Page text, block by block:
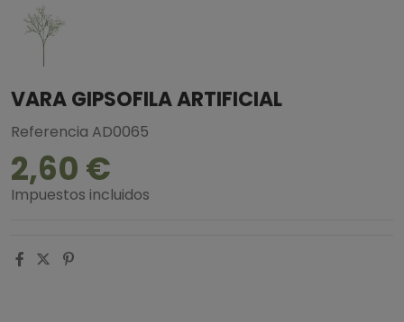
VARA GIPSOFILA ARTIFICIAL
Referencia AD0065
2,60 €
Impuestos incluidos